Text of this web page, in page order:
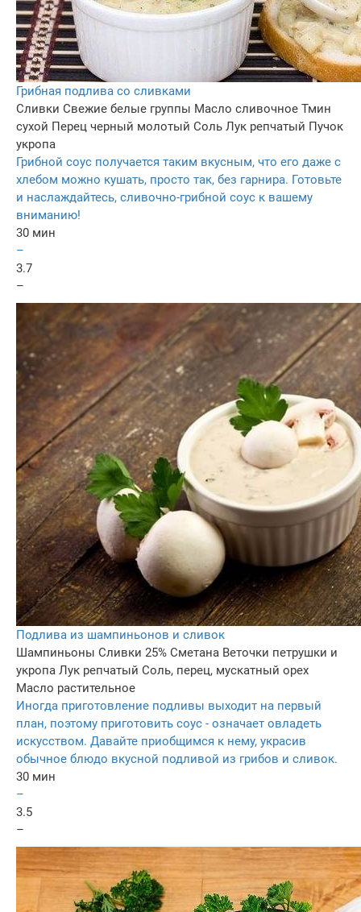
Грибная подлива со сливками
Сливки Свежие белые группы Масло сливочное Тмин
сухой Перец черный молотый Соль Лук репчатый Пучок
укропа
Грибной соус получается таким вкусным, что его даже с
хлебом можно кушать, просто так, без гарнира. Готовьте
и наслаждайтесь, сливочно-грибной соус к вашему
вниманию!
30 мин
–
3.7
–
Подлива из шампиньонов и сливок
Шампиньоны Сливки 25% Сметана Веточки петрушки и
укропа Лук репчатый Соль, перец, мускатный орех
Масло растительное
Иногда приготовление подливы выходит на первый
план, поэтому приготовить соус - означает овладеть
искусством. Давайте приобщимся к нему, украсив
обычное блюдо вкусной подливой из грибов и сливок.
30 мин
–
3.5
–